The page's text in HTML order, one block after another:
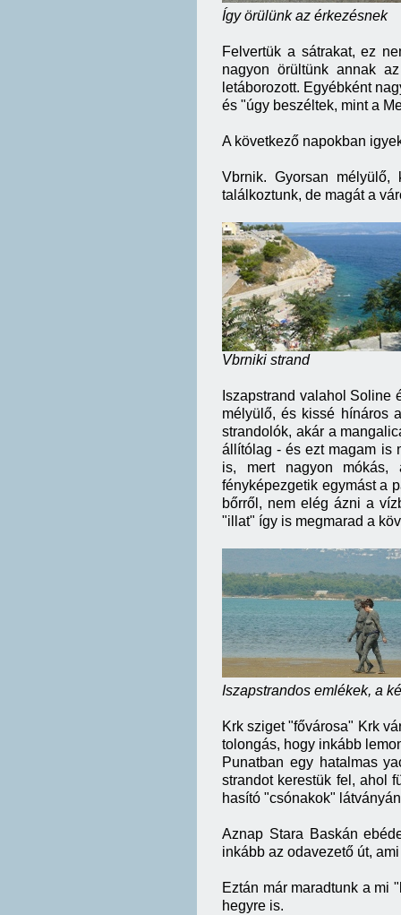
Így örülünk az érkezésnek
Felvertük a sátrakat, ez
nagyon örültünk annak
letáborozott. Egyébként
és "úgy beszéltek, mint a
A következő napokban
Vbrnik. Gyorsan mélyülő,
találkoztunk, de magát a
Vbrniki strand
Iszapstrand valahol Soline
mélyülő, és kissé hínáros
strandolók, akár a
állítólag - és ezt magam is
is, mert nagyon mókás,
fényképezgetik egymást a
bőrről, nem elég ázni a
"illat" így is megmarad a
Iszapstrandos emlékek, a
Krk sziget "fővárosa" Krk
tolongás, hogy inkább
Punatban egy hatalmas
strandot kerestük fel, ahol
hasító "csónakok"
Aznap Stara Baskán
inkább az odavezető út,
Eztán már maradtunk a mi
hegyre is.